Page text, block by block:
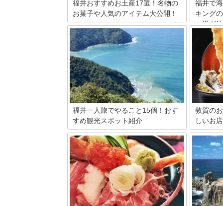
福井おすすめお土産17選！名物の
お菓子や人気のアイテム大公開！
北陸新幹線の開通でアクセスしやすくな
った福井。ユニークな福井のお土産もた
くさんあります。その中から、特に人気
の福井のお土産17選をご紹介します！
福井で
キング
べ過ぎ
カニ料
を変更
体を楽
漫喫し
菜やお
してい
する食べ
さい。
福井一人旅でやること15個！おす
すめ観光スポット紹介
福井といえば日本海に面しおり、新鮮な
海産物を楽しめる場所として観光客に人
気の場所。しかし、実は数多くのパワー
スポットと言える場所が存在している土
地でもあるんです！この記事では一人旅
でパワーチャージにオススメな観光スポ
ット15選をご紹介します。
敦賀の
しいお
この記事
ットを
司、ラ
めるお店
有意義な
き、お腹
で敦賀を
さい。